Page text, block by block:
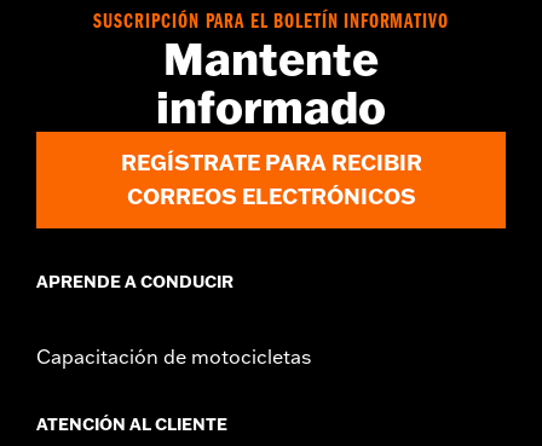
SUSCRIPCIÓN PARA EL BOLETÍN INFORMATIVO
Mantente
informado
REGÍSTRATE PARA RECIBIR
CORREOS ELECTRÓNICOS
APRENDE A CONDUCIR
Capacitación de motocicletas
ATENCIÓN AL CLIENTE